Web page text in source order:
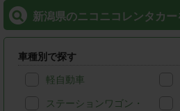
新潟県のニコニコレンタカ
車種別で探す
軽自動車
ステーションワゴン・